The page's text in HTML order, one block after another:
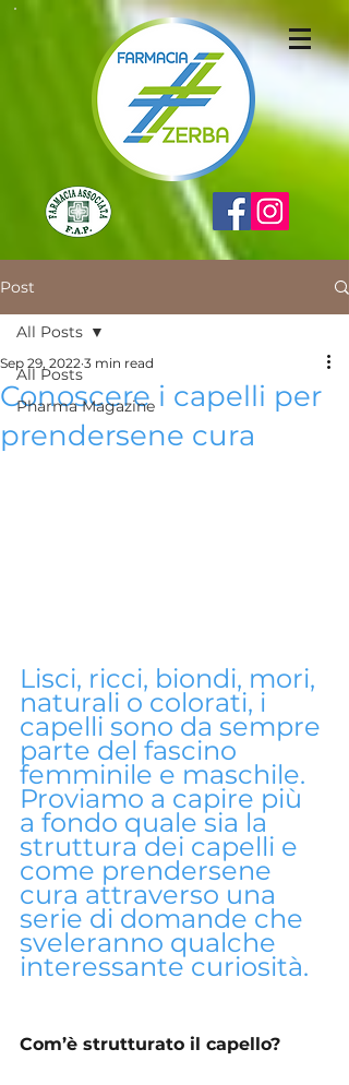
Post
All Posts
Pharma Magazine
All Posts
Conoscere i capelli per
prendersene cura
Sep 29, 2022 3 min read
Lisci, ricci, biondi, mori,
naturali o colorati, i
capelli sono da sempre
parte del fascino
femminile e maschile.
Proviamo a capire più
a fondo quale sia la
struttura dei capelli e
come prendersene
cura attraverso una
serie di domande che
sveleranno qualche
interessante curiosità.
Com’è strutturato il capello?